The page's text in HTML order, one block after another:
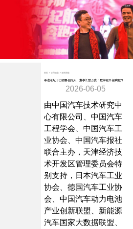
产品服务
首页 > 公司动态 > 媒体报道
2026-06-05
由中国汽车技术研究中
心有限公司、中国汽车
工程学会、中国汽车工
业协会、中国汽车报社
联合主办，天津经济技
术开发区管理委员会特
别支持，日本汽车工业
协会、德国汽车工业协
会、中国汽车动力电池
产业创新联盟、新能源
汽车国家大数据联盟、